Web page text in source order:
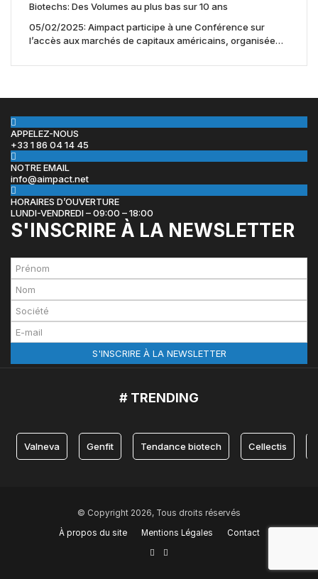
Biotechs: Des Volumes au plus bas sur 10 ans
05/02/2025: Aimpact participe à une Conférence sur
l’accès aux marchés de capitaux américains, organisée
APPELEZ-NOUS
+33 1 86 04 14 45
NOTRE EMAIL
info@aimpact.net
HORAIRES D’OUVERTURE
LUNDI-VENDREDI – 09:00 – 18:00
S'INSCRIRE À LA NEWSLETTER
# TRENDING
Valneva Genfit Tendance biotech Cellectis
© Copyright 2026, Tous droits réservés
À propos du site
Mentions Légales Contact